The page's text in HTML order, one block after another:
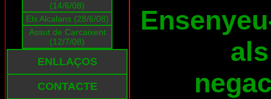
(14/6/08)
Els Alcalans (28/6/08)
Assut de Carcaixent
(12/7/08)
ENLLAÇOS
CONTACTE